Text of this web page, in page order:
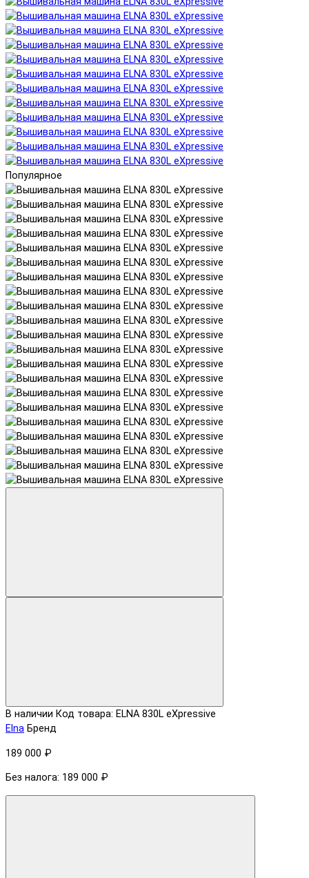
Популярное
В наличии Код товара: ELNA 830L eXpressive
Elna Бренд
189 000 ₽
Без налога: 189 000 ₽